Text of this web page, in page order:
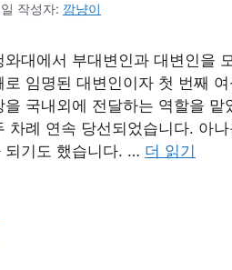
작성자: 깜냥이
와대에서 부대변인과 대변인을
로 임명된 대변인이자 첫 번째
을 국내외에 전달하는 역할을
차례 연속 당선되었습니다. 아
되기도 했습니다. … 더 읽기